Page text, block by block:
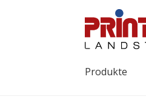
Produkte